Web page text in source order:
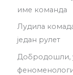
име команда
Лудила
један рулет
Добродошли,